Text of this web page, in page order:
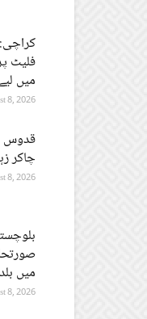
میں
8, 2026
قدوس
چاکر
8, 2026
میں
8, 2026